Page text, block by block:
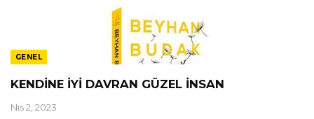
GENEL
KENDİNE İYİ DAVRAN GÜZEL İNSAN
Nis 2, 2023